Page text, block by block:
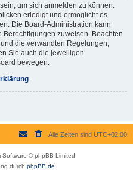
um sich anmelden zu können.
erledigt und ermöglicht es
Die Board-Administration kann
zuweisen. Beachten
die verwandten Regelungen,
Sie auch die jeweiligen
bewegen.
Alle Zeiten sind UTC+02:00
Software © phpBB Limited
durch phpBB.de